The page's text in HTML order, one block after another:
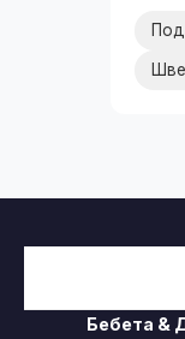
Бебета &